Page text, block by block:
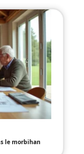
le morbihan